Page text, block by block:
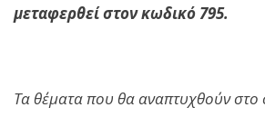
μεταφερθεί στον κωδικό 795.
Τα θέματα που θα αναπτυχθούν στο